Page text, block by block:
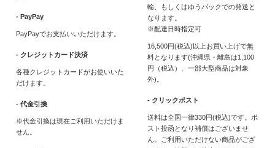
- PayPay
PayPayでお支払いいただけます。
- クレジットカード決済
各種クレジットカードがお使いいた
だけます。
- 代金引換
※代金引換は現在ご利用いただけま
せん。
輸、もしくはゆうパックでの発送と
なります。
※配達日時指定可
16,500円(税込)以上お買い上げで無
料となります(沖縄県・離島は1,100
円（税込）、一部大型商品は対象
外)。
- クリックポスト
送料は全国一律330円(税込)です。ポ
スト投函となり補償はございませ
ん。ご利用いただけない商品がござ